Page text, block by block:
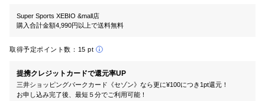
Super Sports XEBIO &mall店
購入合計金額4,990円以上で送料無料
取得予定ポイント数： 15 pt
提携クレジットカードで還元率UP
三井ショッピングパークカード《セゾン》なら更に¥100につき1pt還元！
お申し込み完了後、最短５分でご利用可能！